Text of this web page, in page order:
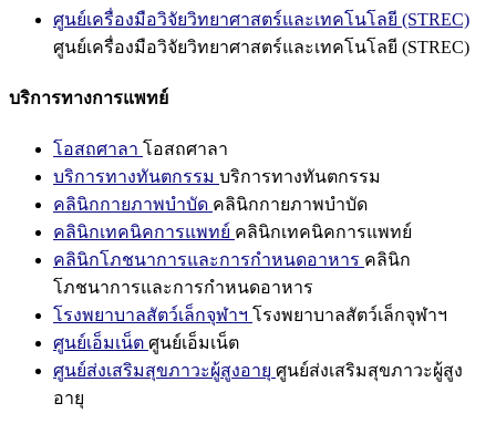
ศูนย์เครื่องมือวิจัยวิทยาศาสตร์และเทคโนโลยี (STREC)
ศูนย์เครื่องมือวิจัยวิทยาศาสตร์และเทคโนโลยี (STREC)
บริการทางการแพทย์
โอสถศาลา โอสถศาลา
บริการทางทันตกรรม บริการทางทันตกรรม
คลินิกกายภาพบำบัด คลินิกกายภาพบำบัด
คลินิกเทคนิคการแพทย์ คลินิกเทคนิคการแพทย์
คลินิกโภชนาการและการกำหนดอาหาร คลินิก
โภชนาการและการกำหนดอาหาร
โรงพยาบาลสัตว์เล็กจุฬาฯ โรงพยาบาลสัตว์เล็กจุฬาฯ
ศูนย์เอ็มเน็ต ศูนย์เอ็มเน็ต
ศูนย์ส่งเสริมสุขภาวะผู้สูงอายุ ศูนย์ส่งเสริมสุขภาวะผู้สูง
อายุ